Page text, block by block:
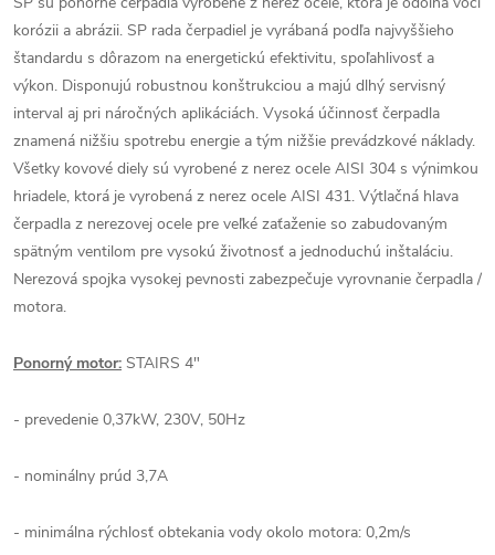
korózii a abrázii. SP rada čerpadiel je vyrábaná podľa najvyššieho
štandardu s dôrazom na energetickú efektivitu, spoľahlivosť a
výkon. Disponujú robustnou konštrukciou a majú dlhý servisný
interval aj pri náročných aplikáciách. Vysoká účinnosť čerpadla
znamená nižšiu spotrebu energie a tým nižšie prevádzkové náklady.
Všetky kovové diely sú vyrobené z nerez ocele AISI 304 s výnimkou
hriadele, ktorá je vyrobená z nerez ocele AISI 431. Výtlačná hlava
čerpadla z nerezovej ocele pre veľké zaťaženie so zabudovaným
spätným ventilom pre vysokú životnosť a jednoduchú inštaláciu.
Nerezová spojka vysokej pevnosti zabezpečuje vyrovnanie čerpadla /
motora.
Ponorný motor: STAIRS 4"
- prevedenie 0,37kW, 230V, 50Hz
- nominálny prúd 3,7A
- minimálna rýchlosť obtekania vody okolo motora: 0,2m/s